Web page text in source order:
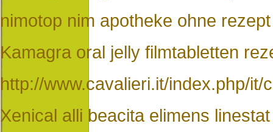
nimotop nim apotheke ohne rezept
Kamagra oral jelly filmtabletten
http://www.cavalieri.it/index.php/
Xenical alli beacita elimens